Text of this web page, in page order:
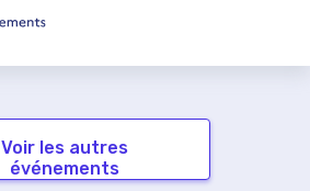
Voir les autres
événements